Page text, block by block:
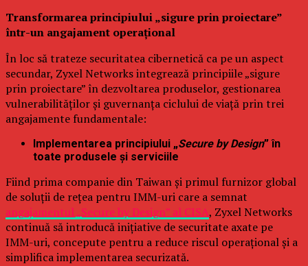
Transformarea principiului „sigure prin proiectare”
într-un angajament operațional
În loc să trateze securitatea cibernetică ca pe un aspect
secundar, Zyxel Networks integrează principiile „sigure
prin proiectare” în dezvoltarea produselor, gestionarea
vulnerabilităților și guvernanța ciclului de viață prin trei
angajamente fundamentale:
Implementarea principiului „Secure by Design” în
toate produsele și serviciile
Fiind prima companie din Taiwan și primul furnizor global
de soluții de rețea pentru IMM-uri care a semnat
angajamentul „Secure by Design” al CISA, Zyxel Networks
continuă să introducă inițiative de securitate axate pe
IMM-uri, concepute pentru a reduce riscul operațional și a
simplifica implementarea securizată.